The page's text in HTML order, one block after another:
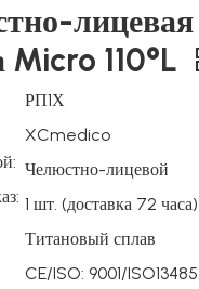
лицевая
Micro 110°L
РП1Х
XCmedico
Челюстно-лицевой
1 шт. (доставка 72 часа)
Титановый сплав
CE/ISO: 9001/